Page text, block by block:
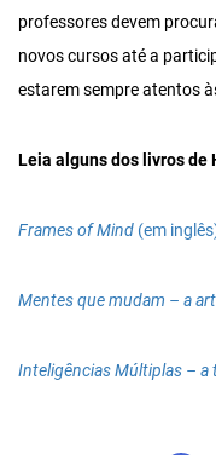
professores devem
novos cursos até a
estarem sempre atentos
Leia alguns dos livros de
Frames of Mind (em
Mentes que mudam – a
Inteligências Múltiplas – a